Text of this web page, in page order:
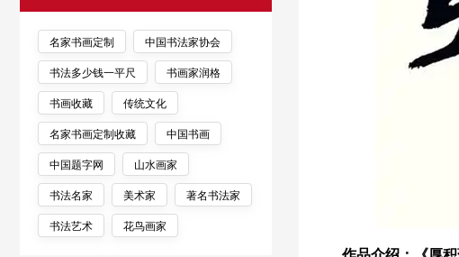
名家书画定制
中国书法家协会
书法多少钱一平尺
书画家润格
书画收藏
传统文化
名家书画定制收藏
中国书画
中国题字网
山水画家
书法名家
美术家
著名书法家
书法艺术
花鸟画家